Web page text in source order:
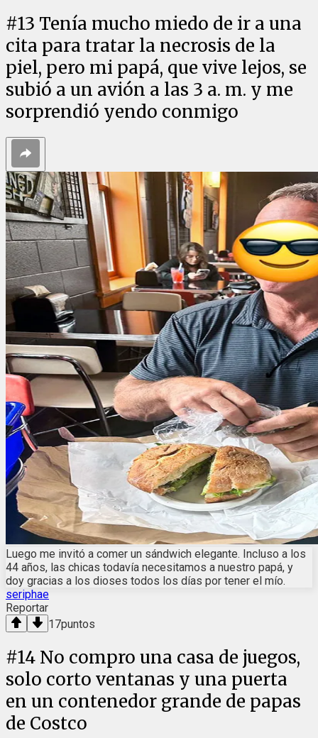
#13 Tenía mucho miedo de ir a una
cita para tratar la necrosis de la
piel, pero mi papá, que vive lejos, se
subió a un avión a las 3 a. m. y me
sorprendió yendo conmigo
Luego me invitó a comer un sándwich elegante. Incluso a los
44 años, las chicas todavía necesitamos a nuestro papá, y
doy gracias a los dioses todos los días por tener el mío.
seriphae
Reportar
17puntos
#14 No compro una casa de juegos,
solo corto ventanas y una puerta
en un contenedor grande de papas
de Costco